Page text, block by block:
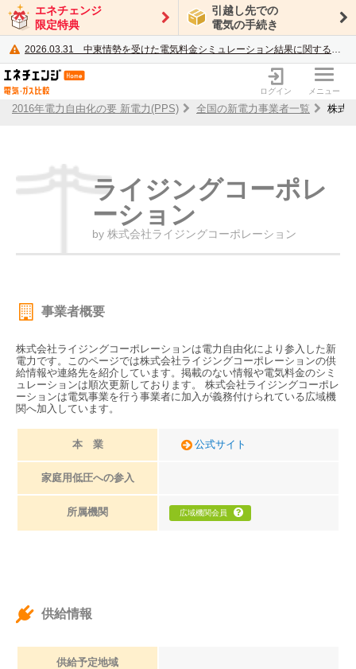
エネチェンジ
限定特典
引越し先での
電気の手続き
2026.03.31 中東情勢を受けた電気料金シミュレーション結果に関するご案内
電力・ガス比較サイト エネチェンジ
ログイン メニュー
2016年電力自由化の要 新電力(PPS) 全国の新電力事業者一覧 株式
ライジングコーポレ
ーション
by 株式会社ライジングコーポレーション
事業者概要
株式会社ライジングコーポレーションは電力自由化により参入した新
電力です。このページでは株式会社ライジングコーポレーションの供
給情報や連絡先を紹介しています。掲載のない情報や電気料金のシミ
ュレーションは順次更新しております。 株式会社ライジングコーポレ
ーションは電気事業を行う事業者に加入が義務付けられている広域機
関へ加入しています。
本 業 公式サイト
家庭用低圧への参入
所属機関 広域機関会員
供給情報
供給予定地域